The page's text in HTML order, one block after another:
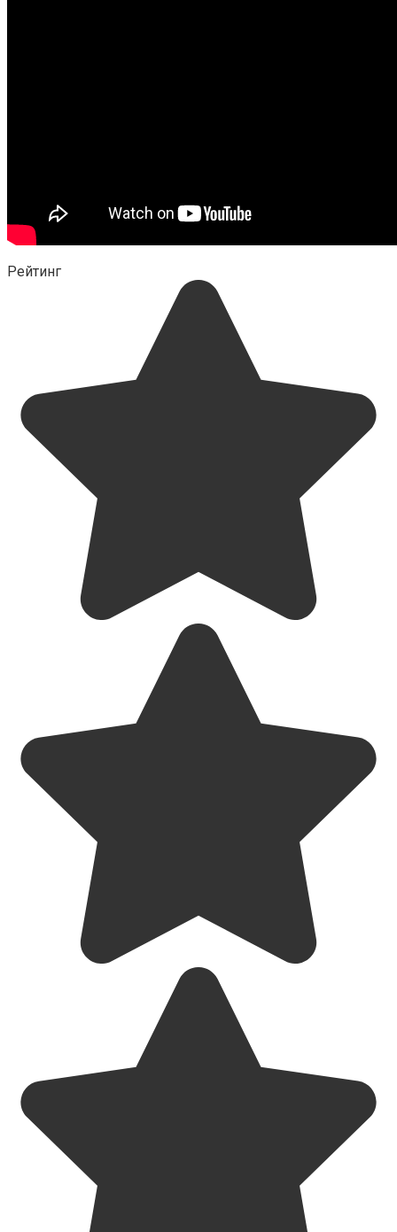
Рейтинг